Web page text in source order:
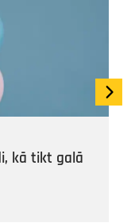
kā tikt galā